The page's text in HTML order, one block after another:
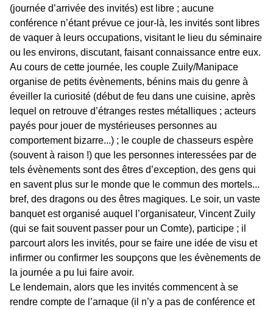
(journée d’arrivée des invités) est libre ; aucune
conférence n’étant prévue ce jour-là, les invités sont libres
de vaquer à leurs occupations, visitant le lieu du séminaire
ou les environs, discutant, faisant connaissance entre eux.
Au cours de cette journée, les couple Zuily/Manipace
organise de petits évènements, bénins mais du genre à
éveiller la curiosité (début de feu dans une cuisine, après
lequel on retrouve d’étranges restes métalliques ; acteurs
payés pour jouer de mystérieuses personnes au
comportement bizarre...) ; le couple de chasseurs espère
(souvent à raison !) que les personnes interessées par de
tels évènements sont des êtres d’exception, des gens qui
en savent plus sur le monde que le commun des mortels...
bref, des dragons ou des êtres magiques. Le soir, un vaste
banquet est organisé auquel l’organisateur, Vincent Zuily
(qui se fait souvent passer pour un Comte), participe ; il
parcourt alors les invités, pour se faire une idée de visu et
infirmer ou confirmer les soupçons que les évènements de
la journée a pu lui faire avoir.
Le lendemain, alors que les invités commencent à se
rendre compte de l’arnaque (il n’y a pas de conférence et